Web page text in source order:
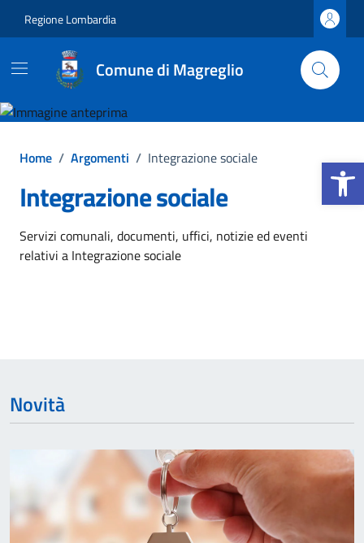
Apri la
Regione Lombardia
Comune di Magreglio
Home / Argomenti / Integrazione sociale
Integrazione sociale
Dettagli dell'argomento
Servizi comunali, documenti, uffici, notizie ed eventi
relativi a Integrazione sociale
Novità